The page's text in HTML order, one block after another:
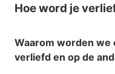
Hoe word je
Waarom worden we
verliefd en op de